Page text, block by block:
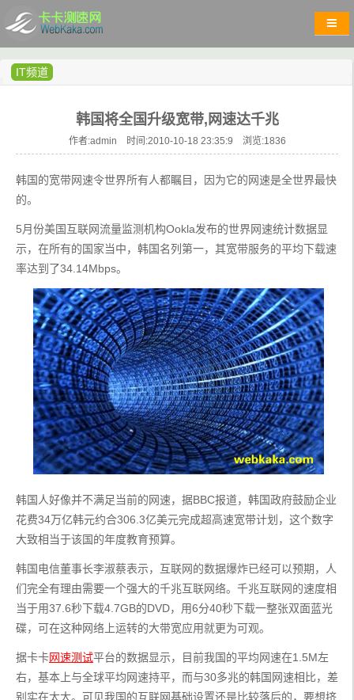
IT频道
韩国将全国升级宽带,网速达千兆
作者:admin 时间:2010-10-18 23:35:9 浏览:1836
韩国的宽带网速令世界所有人都瞩目，因为它的网速是全世界最快
的。
5月份美国互联网流量监测机构Ookla发布的世界网速统计数据显
示，在所有的国家当中，韩国名列第一，其宽带服务的平均下载速
率达到了34.14Mbps。
韩国人好像并不满足当前的网速，据BBC报道，韩国政府鼓励企业
花费34万亿韩元约合306.3亿美元完成超高速宽带计划，这个数字
大致相当于该国的年度教育预算。
韩国电信董事长李淑蔡表示，互联网的数据爆炸已经可以预期，人
们完全有理由需要一个强大的千兆互联网络。千兆互联网的速度相
当于用37.6秒下载4.7GB的DVD，用6分40秒下载一整张双面蓝光
碟，可在这种网络上运转的大带宽应用就更为可观。
据卡卡网速测试平台的数据显示，目前我国的平均网速在1.5M左
右，基本上与全球平均网速持平，而与30多兆的韩国网速相比，差
别实在太大。可见我国的互联网基础设置还是比较落后的，要想挤